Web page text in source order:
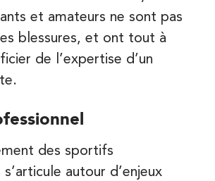
et amateurs ne sont pas
blessures, et ont tout à
de l’expertise d’un
des sportifs
autour d’enjeux
Villiers 75017 Paris
90 40
SUR
SUR
de la Pépinière 75008 Paris